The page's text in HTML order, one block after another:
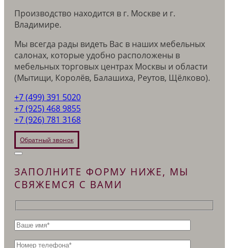
Производство находится в г. Москве и г.
Владимире.
Мы всегда рады видеть Вас в наших мебельных
салонах, которые удобно расположены в
мебельных торговых центрах Москвы и области
(Мытищи, Королёв, Балашиха, Реутов, Щёлково).
+7 (499) 391 5020
+7 (925) 468 9855
+7 (926) 781 3168
Обратный звонок
ЗАПОЛНИТЕ ФОРМУ НИЖЕ, МЫ
СВЯЖЕМСЯ С ВАМИ